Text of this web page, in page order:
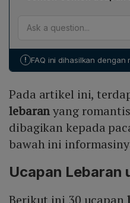
pasangan telah diterima
masing‑masing,
dan mempererat
Tema utama yang
lahir dan batin, harapan
keberkahan, serta doa
! FAQ ini dihasilkan dengan
Pada artikel ini,
lebaranyang
dibagikan kepada
bawah ini
Ucapan Lebaran
Berikut ini 30 ucapan